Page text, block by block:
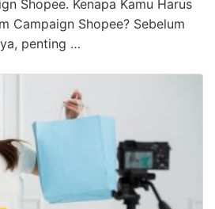
Shopee. Kenapa Kamu Harus
Campaign Shopee? Sebelum
penting …